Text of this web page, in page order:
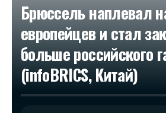
Брюссель наплевал
европейцев и стал
больше российского
(infoBRICS, Китай)